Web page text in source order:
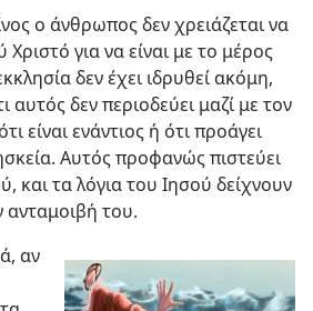
ο άνθρωπος δεν χρειάζεται να
για να είναι με το μέρος
δεν έχει ιδρυθεί ακόμη,
αυτός δεν περιοδεύει μαζί με τον
είναι ενάντιος ή ότι προάγει
Αυτός προφανώς πιστεύει
και τα λόγια του Ιησού δείχνουν
ανταμοιβή του.
αν